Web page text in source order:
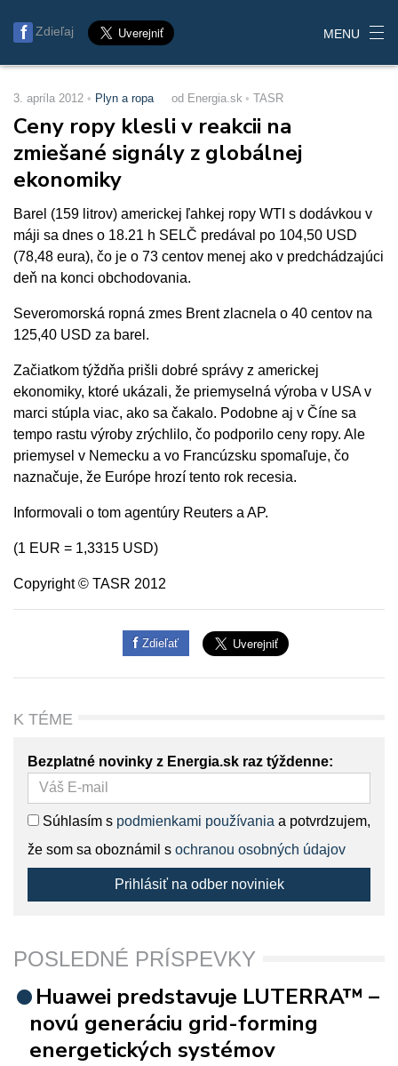
Zdieľaj MENU
3. apríla 2012 Plyn a ropa od Energia.sk TASR
Ceny ropy klesli v reakcii na
zmiešané signály z globálnej
ekonomiky
Barel (159 litrov) americkej ľahkej ropy WTI s dodávkou v
máji sa dnes o 18.21 h SELČ predával po 104,50 USD
(78,48 eura), čo je o 73 centov menej ako v predchádzajúci
deň na konci obchodovania.
Severomorská ropná zmes Brent zlacnela o 40 centov na
125,40 USD za barel.
Začiatkom týždňa prišli dobré správy z americkej
ekonomiky, ktoré ukázali, že priemyselná výroba v USA v
marci stúpla viac, ako sa čakalo. Podobne aj v Číne sa
tempo rastu výroby zrýchlilo, čo podporilo ceny ropy. Ale
priemysel v Nemecku a vo Francúzsku spomaľuje, čo
naznačuje, že Európe hrozí tento rok recesia.
Informovali o tom agentúry Reuters a AP.
(1 EUR = 1,3315 USD)
Copyright © TASR 2012
Zdieľať
K TÉME
Bezplatné novinky z Energia.sk raz týždenne:
Súhlasím s podmienkami používania a potvrdzujem,
že som sa oboznámil s ochranou osobných údajov
Prihlásiť na odber noviniek
POSLEDNÉ PRÍSPEVKY
Huawei predstavuje LUTERRA™ –
novú generáciu grid-forming
energetických systémov